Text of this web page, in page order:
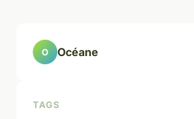
O Océane
TAGS